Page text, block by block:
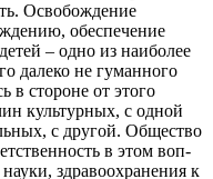
Осво­бождение
обеспечение
– одно из наиболее
далеко не гуманного
в стороне от этого
культурных, с одной
с другой. Общество
в этом воп­
здравоохранения к